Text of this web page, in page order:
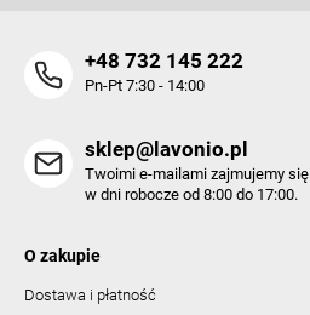
+48 732 145 222
Pn-Pt 7:30 - 14:00
sklep@lavonio.pl
Twoimi e-mailami zajmujemy się
w dni robocze od 8:00 do 17:00.
O zakupie
Dostawa i płatność